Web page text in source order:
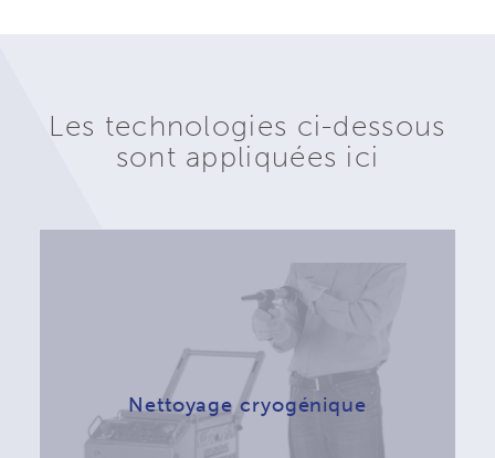
Les technologies ci-dessous
sont appliquées ici
Nettoyage cryogénique